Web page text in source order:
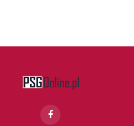
Facebook